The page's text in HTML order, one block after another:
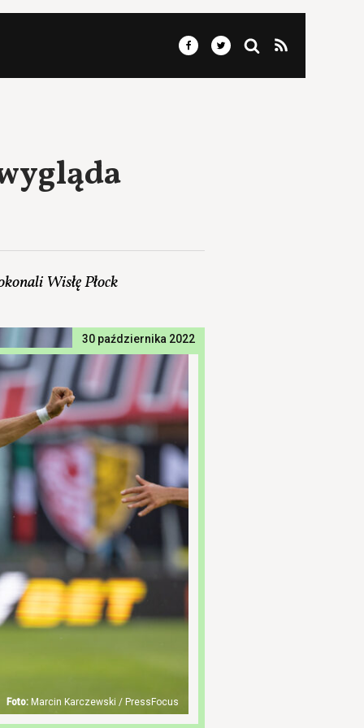
Wisłę Płock
30 października 2022
Marcin Karczewski / PressFocus